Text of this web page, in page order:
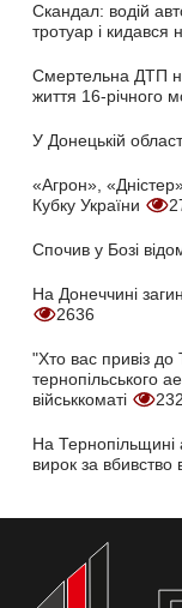
Скандал: водій
тротуар і кидався
Смертельна ДТП
життя 16-річного
У Донецькій
«Агрон»,
Кубку України
Спочив у Бозі
На Донеччині
2636
"Хто вас привіз
тернопільського
військкоматі
На Тернопільщині
вирок за вбивство